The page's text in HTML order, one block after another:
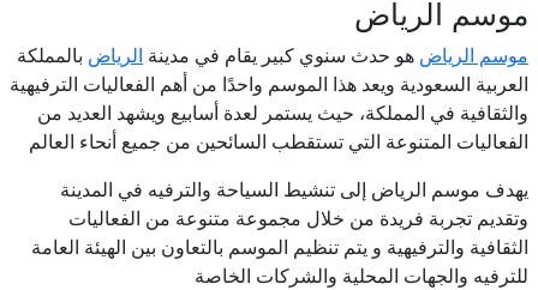
موسم الرياض
موسم الرياض هو حدث سنوي كبير يقام في مدينة الرياض بالمملكة
العربية السعودية ويعد هذا الموسم واحدًا من أهم الفعاليات الترفيهية
والثقافية في المملكة، حيث يستمر لعدة أسابيع ويشهد العديد من
الفعاليات المتنوعة التي تستقطب السائحين من جميع أنحاء العالم
يهدف موسم الرياض إلى تنشيط السياحة والترفيه في المدينة
وتقديم تجربة فريدة من خلال مجموعة متنوعة من الفعاليات
الثقافية والترفيهية و يتم تنظيم الموسم بالتعاون بين الهيئة العامة
للترفيه والجهات المحلية والشركات الخاصة